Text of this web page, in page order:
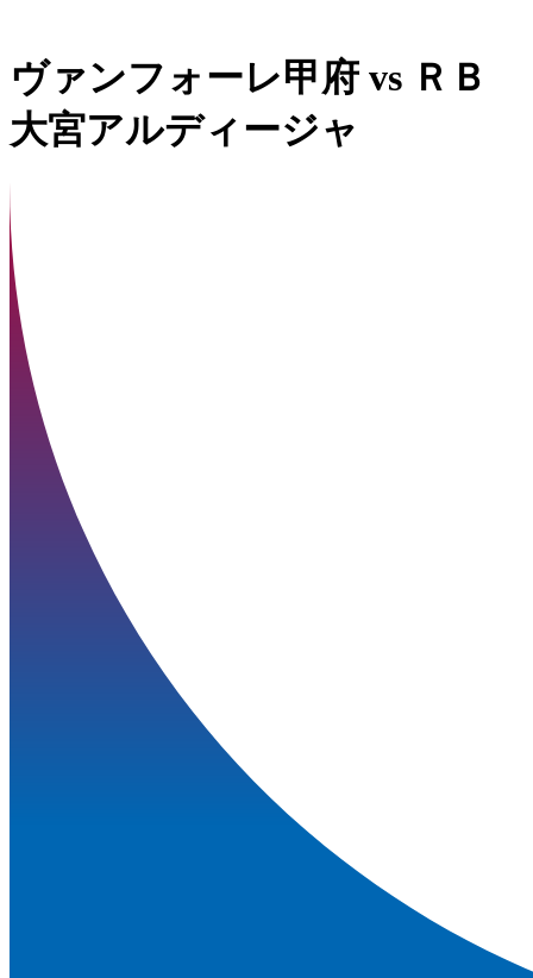
ヴァンフォーレ甲府 vs ＲＢ
大宮アルディージャ